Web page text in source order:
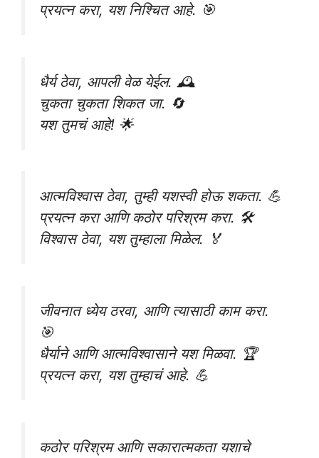
प्रयत्न करा, यश निश्चित आहे. 🎯
धैर्य ठेवा, आपली वेळ येईल. 🕰️
चुकता चुकता शिकत जा. 🔄
यश तुमचं आहे! 🌟
आत्मविश्वास ठेवा, तुम्ही यशस्वी होऊ शकता. 💪
प्रयत्न करा आणि कठोर परिश्रम करा. 🛠️
विश्वास ठेवा, यश तुम्हाला मिळेल. 🏅
जीवनात ध्येय ठरवा, आणि त्यासाठी काम करा.
🎯
धैर्याने आणि आत्मविश्वासाने यश मिळवा. 🏆
प्रयत्न करा, यश तुम्हाचं आहे. 💪
कठोर परिश्रम आणि सकारात्मकता यशाचे